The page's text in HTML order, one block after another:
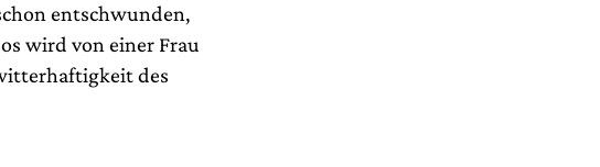
entschwunden,
wird von einer Frau
des